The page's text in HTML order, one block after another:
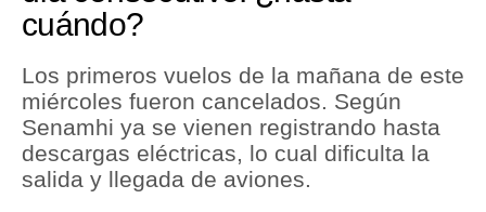
Perú
Política
Tu Dinero
Finanzas Personales
cuándo?
Los primeros vuelos de la mañana de este
miércoles fueron cancelados. Según
Senamhi ya se vienen registrando hasta
descargas eléctricas, lo cual dificulta la
salida y llegada de aviones.